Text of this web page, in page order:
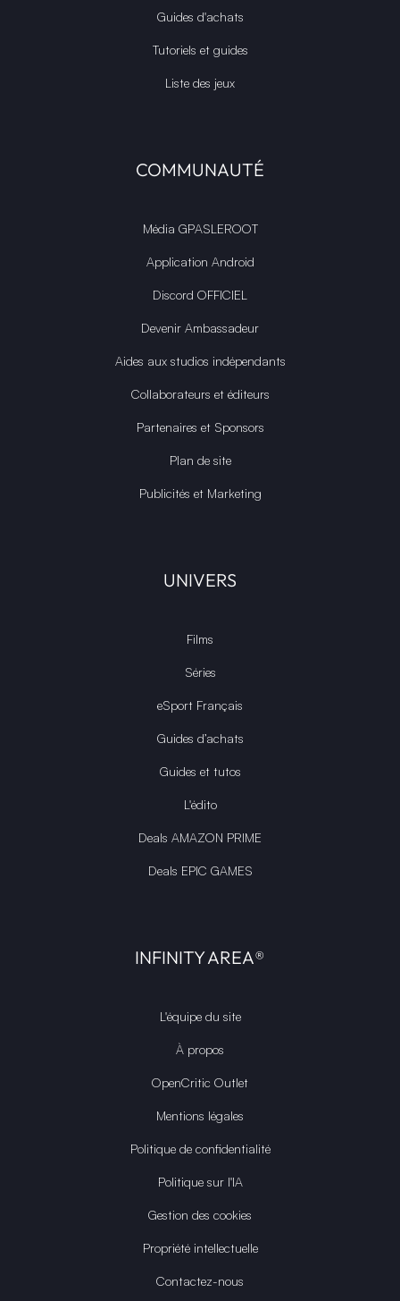
Guides d'achats
Tutoriels et guides
Liste des jeux
COMMUNAUTÉ
Média GPASLEROOT
Application Android
Discord OFFICIEL
Devenir Ambassadeur
Aides aux studios indépendants
Collaborateurs et éditeurs
Partenaires et Sponsors
Plan de site
Publicités et Marketing
UNIVERS
Films
Séries
eSport Français
Guides d’achats
Guides et tutos
L'édito
Deals AMAZON PRIME
Deals EPIC GAMES
INFINITY AREA®
L'équipe du site
À propos
OpenCritic Outlet
Mentions légales
Politique de confidentialité
Politique sur l'IA
Gestion des cookies
Propriété intellectuelle
Contactez-nous